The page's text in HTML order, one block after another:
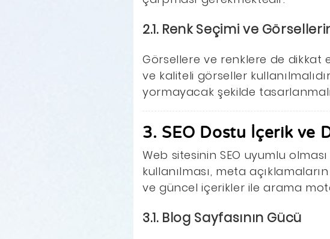
2.1. Renk Seçimi ve
Görsellere ve renklere de dikkat
ve kaliteli görseller
yormayacak şekilde
3. SEO Dostu İçerik ve
Web sitesinin SEO uyumlu
kullanılması, meta
ve güncel içerikler ile arama
3.1. Blog Sayfasının Gücü